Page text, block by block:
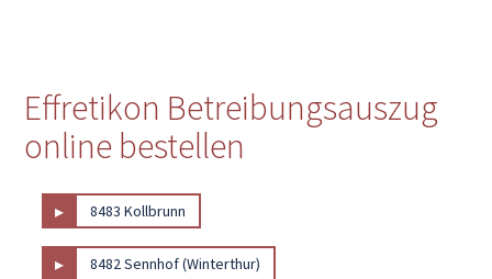
Effretikon Betreibungsauszug
online bestellen
▸ 8483 Kollbrunn
▸ 8482 Sennhof (Winterthur)